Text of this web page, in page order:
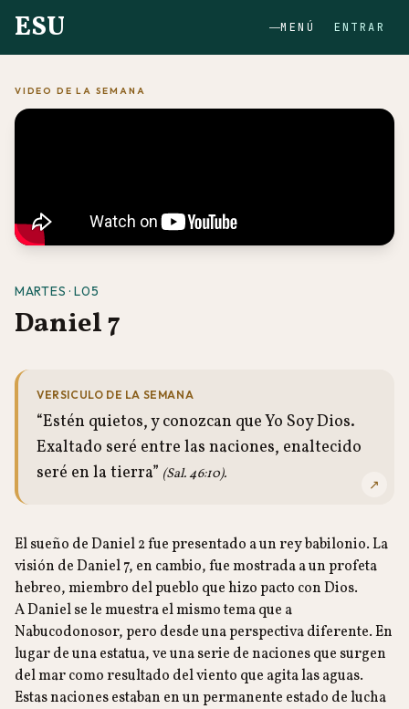
ESU MENÚ ENTRAR
VIDEO DE LA SEMANA
MARTES · L05
Daniel 7
VERSICULO DE LA SEMANA
“Estén quietos, y conozcan que Yo Soy Dios.
Exaltado seré entre las naciones, enaltecido
seré en la tierra” (Sal. 46:10).
↗
El sueño de Daniel 2 fue presentado a un rey babilonio. La
visión de Daniel 7, en cambio, fue mostrada a un profeta
hebreo, miembro del pueblo que hizo pacto con Dios.
A Daniel se le muestra el mismo tema que a
Nabucodonosor, pero desde una perspectiva diferente. En
lugar de una estatua, ve una serie de naciones que surgen
del mar como resultado del viento que agita las aguas.
Estas naciones estaban en un permanente estado de lucha